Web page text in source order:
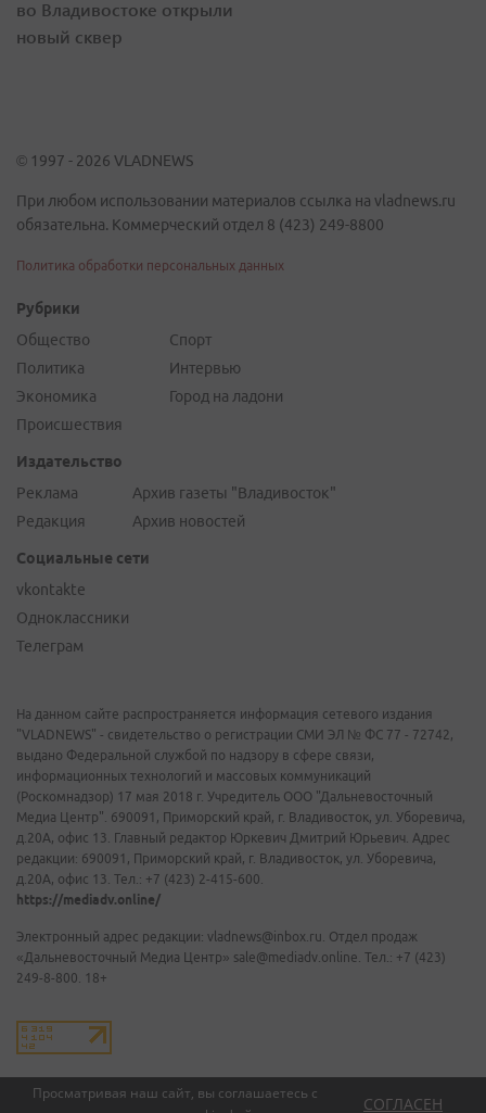
Просматривая наш сайт, вы соглашаетесь с
СОГЛАСЕН
во Владивостоке открыли
новый сквер
© 1997 - 2026 VLADNEWS
При любом использовании материалов ссылка на vladnews.ru
обязательна. Коммерческий отдел 8 (423) 249-8800
Политика обработки персональных данных
Рубрики
Общество
Политика
Экономика
Происшествия
Спорт
Интервью
Город на ладони
Издательство
Реклама
Редакция
Архив газеты "Владивосток"
Архив новостей
Социальные сети
vkontakte
Одноклассники
Телеграм
На данном сайте распространяется информация сетевого издания
"VLADNEWS" - свидетельство о регистрации СМИ ЭЛ № ФС 77 - 72742,
выдано Федеральной службой по надзору в сфере связи,
информационных технологий и массовых коммуникаций
(Роскомнадзор) 17 мая 2018 г. Учредитель ООО "Дальневосточный
Медиа Центр". 690091, Приморский край, г. Владивосток, ул. Уборевича,
д.20А, офис 13. Главный редактор Юркевич Дмитрий Юрьевич. Адрес
редакции: 690091, Приморский край, г. Владивосток, ул. Уборевича,
д.20А, офис 13. Тел.: +7 (423) 2-415-600.
https://mediadv.online/
Электронный адрес редакции: vladnews@inbox.ru. Отдел продаж
«Дальневосточный Медиа Центр» sale@mediadv.online. Тел.: +7 (423)
249-8-800. 18+